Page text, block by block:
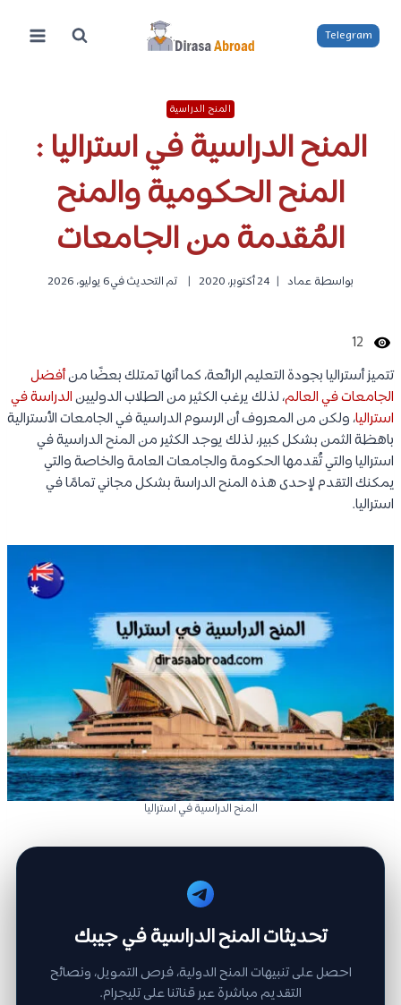
المحتوى
Telegram
المنح الدراسية
المنح الدراسية في استراليا :
المنح الحكومية والمنح
المُقدمة من الجامعات
بواسطة عماد 24 أكتوبر، 2020 تم التحديث في6 يوليو، 2026
12
تتميز أستراليا بجودة التعليم الرائعة، كما أنها تمتلك بعضًا منأفضل
الجامعات في العالم، لذلك يرغب الكثير من الطلاب الدوليينالدراسة في
استراليا، ولكن من المعروف أن الرسوم الدراسية في الجامعات الأسترالية
باهظة الثمن بشكل كبير، لذلك يوجد الكثير من المنح الدراسية في
استراليا والتي تُقدمها الحكومة والجامعات العامة والخاصة والتي
يمكنك التقدم لإحدى هذه المنح الدراسة بشكل مجاني تمامًا في
استراليا.
المنح الدراسية في استراليا
تحديثات المنح الدراسية في جيبك
احصل على تنبيهات المنح الدولية، فرص التمويل، ونصائح
التقديم مباشرة عبر قناتنا على تليجرام.